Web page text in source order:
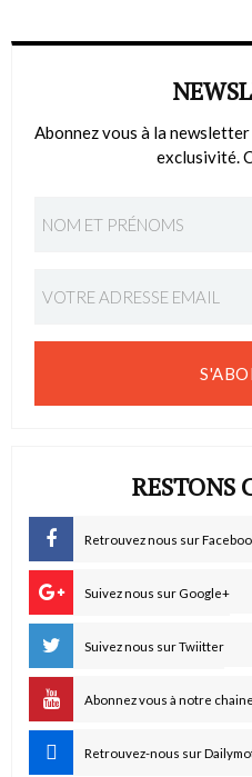
Abonnez vous à la
exclusivité.
RESTONS
Retrouvez nous sur
Suivez nous sur Google+
Suivez nous sur Twiitter
Abonnez vous à notre
Retrouvez-nous sur